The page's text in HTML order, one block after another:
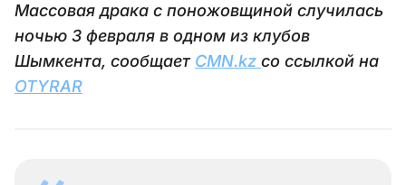
Массовая драка с поножовщиной случилась
ночью 3 февраля в одном из клубов
Шымкента, сообщает CMN.kz со ссылкой на
OTYRAR